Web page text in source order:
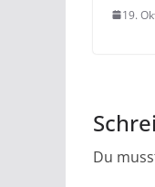
19.
Du